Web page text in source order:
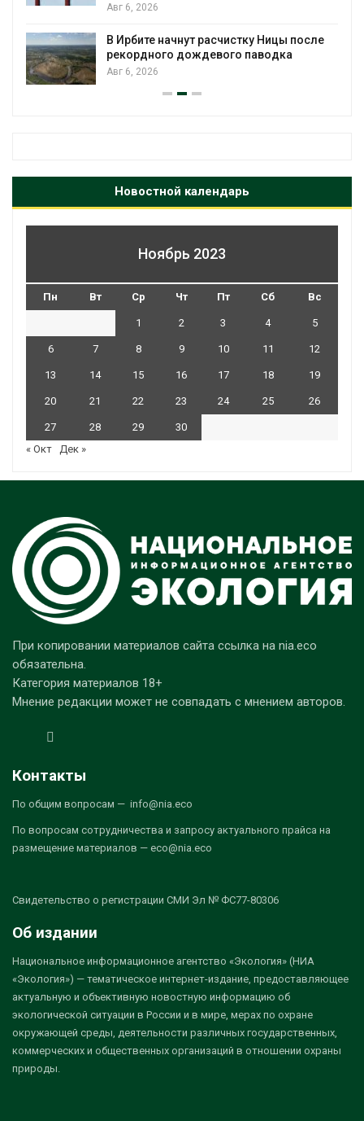
Авг 6, 2026
В Ирбите начнут расчистку Ницы после
рекордного дождевого паводка
Авг 6, 2026
Новостной календарь
Ноябрь 2023
Пн Вт Ср Чт Пт Сб Вс
1 2 3 4 5
6 7 8 9 10 11 12
13 14 15 16 17 18 19
20 21 22 23 24 25 26
27 28 29
30
« Окт
Дек »
При копировании материалов сайта ссылка на nia.eco
обязательна.
Категория материалов 18+
Мнение редакции может не совпадать с мнением авторов.
Контакты
По общим вопросам — info@nia.eco
По вопросам сотрудничества и запросу актуального прайса на
размещение материалов — eco@nia.eco
Свидетельство о регистрации СМИ Эл № ФС77-80306
Об издании
Национальное информационное агентство «Экология» (НИА
«Экология») — тематическое интернет-издание, предоставляющее
актуальную и объективную новостную информацию об
экологической ситуации в России и в мире, мерах по охране
окружающей среды, деятельности различных государственных,
коммерческих и общественных организаций в отношении охраны
природы.